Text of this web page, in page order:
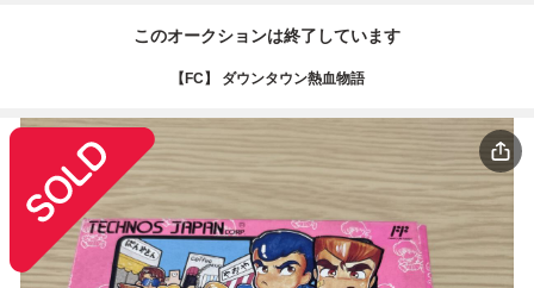
このオークションは終了しています
【FC】 ダウンタウン熱血物語